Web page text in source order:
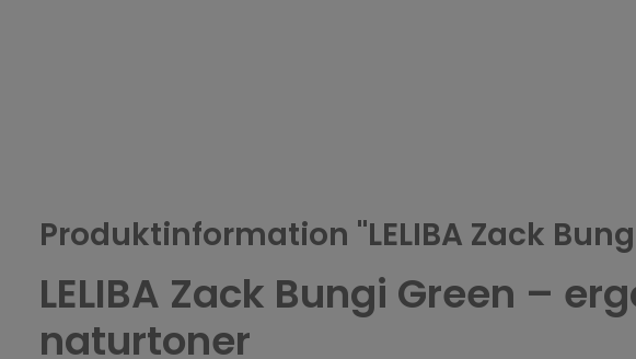
Produktinformation "LELIBA Zack
LELIBA Zack Bungi Green –
naturtoner